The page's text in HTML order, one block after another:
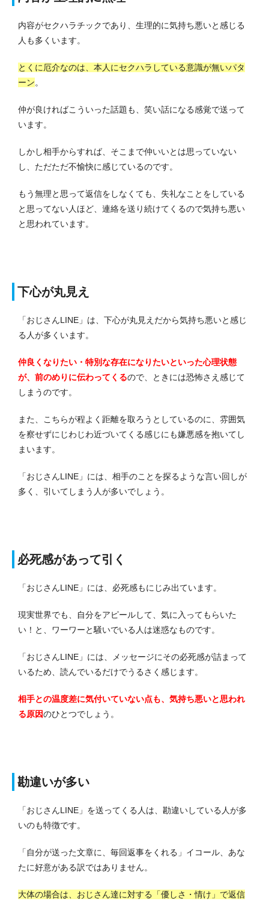
内容がセクハラチックであり、生理的に気持ち悪いと感じる
人も多くいます。
とくに厄介なのは、本人にセクハラしている意識が無いパタ
ーン。
仲が良ければこういった話題も、笑い話になる感覚で送って
います。
しかし相手からすれば、そこまで仲いいとは思っていない
し、ただただ不愉快に感じているのです。
もう無理と思って返信をしなくても、失礼なことをしている
と思ってない人ほど、連絡を送り続けてくるので気持ち悪い
と思われています。
下心が丸見え
「おじさんLINE」は、下心が丸見えだから気持ち悪いと感じ
る人が多くいます。
仲良くなりたい・特別な存在になりたいといった心理状態
が、前のめりに伝わってくるので、ときには恐怖さえ感じて
しまうのです。
また、こちらが程よく距離を取ろうとしているのに、雰囲気
を察せずにじわじわ近づいてくる感じにも嫌悪感を抱いてし
まいます。
「おじさんLINE」には、相手のことを探るような言い回しが
多く、引いてしまう人が多いでしょう。
必死感があって引く
「おじさんLINE」には、必死感もにじみ出ています。
現実世界でも、自分をアピールして、気に入ってもらいた
い！と、ワーワーと騒いでいる人は迷惑なものです。
「おじさんLINE」には、メッセージにその必死感が詰まって
いるため、読んでいるだけでうるさく感じます。
相手との温度差に気付いていない点も、気持ち悪いと思われ
る原因のひとつでしょう。
勘違いが多い
「おじさんLINE」を送ってくる人は、勘違いしている人が多
いのも特徴です。
「自分が送った文章に、毎回返事をくれる」イコール、あな
たに好意がある訳ではありません。
大体の場合は、おじさん達に対する「優しさ・情け」で返信